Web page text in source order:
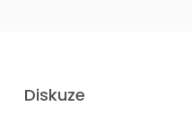
Diskuze